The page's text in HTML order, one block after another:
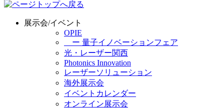
展示会/イベント
OPIE
ー 量子イノベーションフェア
光・レーザー関西
Photonics Innovation
レーザーソリューション
海外展示会
イベントカレンダー
オンライン展示会